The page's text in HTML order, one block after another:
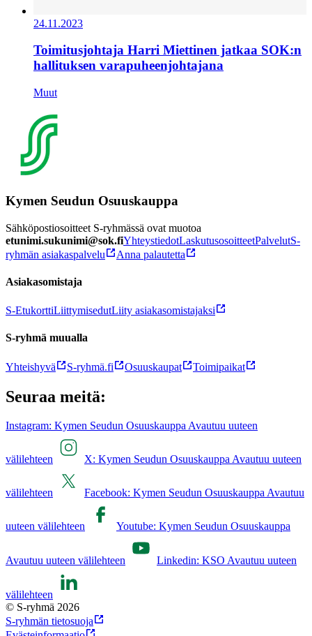
24.11.2023
Toimitusjohtaja Harri Miettinen jatkaa SOK:n
hallituksen varapuheenjohtajana
Muut
Kymen Seudun Osuuskauppa
Sähköpostiosoitteet S-ryhmässä ovat muotoa
etunimi.sukunimi@sok.fiYhteystiedotLaskutusosoitteetPalvelutS-
ryhmän asiakaspalvelu
Anna palautetta
Asiakasomistaja
S-EtukorttiLiittymisedutLiity asiakasomistajaksi
S-ryhmä muualla
Yhteishyvä S-ryhmä.fi Osuuskaupat Toimipaikat
Seuraa meitä:
Instagram: Kymen Seudun Osuuskauppa Avautuu uuteen
välilehteen X: Kymen Seudun Osuuskauppa Avautuu uuteen
välilehteen Facebook: Kymen Seudun Osuuskauppa Avautuu
uuteen välilehteen Youtube: Kymen Seudun Osuuskauppa
Avautuu uuteen välilehteen Linkedin: KSO Avautuu uuteen
välilehteen
© S-ryhmä 2026
S-ryhmän tietosuoja